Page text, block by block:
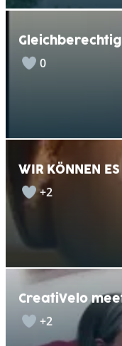
0
WIR KÖNNEN ES
+2
CreatiVelo
+2